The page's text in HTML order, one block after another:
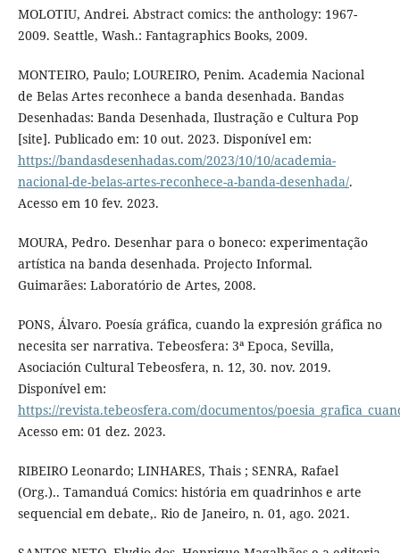
MOLOTIU, Andrei. Abstract comics: the anthology: 1967-
2009. Seattle, Wash.: Fantagraphics Books, 2009.
MONTEIRO, Paulo; LOUREIRO, Penim. Academia Nacional
de Belas Artes reconhece a banda desenhada. Bandas
Desenhadas: Banda Desenhada, Ilustração e Cultura Pop
[site]. Publicado em: 10 out. 2023. Disponível em:
https://bandasdesenhadas.com/2023/10/10/academia-
nacional-de-belas-artes-reconhece-a-banda-desenhada/.
Acesso em 10 fev. 2023.
MOURA, Pedro. Desenhar para o boneco: experimentação
artística na banda desenhada. Projecto Informal.
Guimarães: Laboratório de Artes, 2008.
PONS, Álvaro. Poesía gráfica, cuando la expresión gráfica no
necesita ser narrativa. Tebeosfera: 3ª Epoca, Sevilla,
Asociación Cultural Tebeosfera, n. 12, 30. nov. 2019.
Disponível em:
https://revista.tebeosfera.com/documentos/
Acesso em: 01 dez. 2023.
RIBEIRO Leonardo; LINHARES, Thais ; SENRA, Rafael
(Org.).. Tamanduá Comics: história em quadrinhos e arte
sequencial em debate,. Rio de Janeiro, n. 01, ago. 2021.